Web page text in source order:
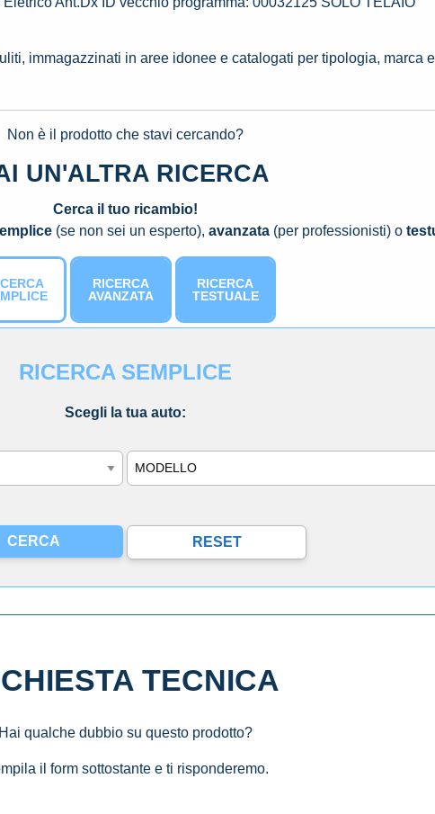
immagazzinati in aree idonee e catalogati per tipologia, marca
Non è il prodotto che stavi cercando?
UN'ALTRA RICERCA
Cerca il tuo ricambio!
(se non sei un esperto), avanzata (per professionisti) o
RICERCA
AVANZATA
RICERCA
TESTUALE
RICERCA SEMPLICE
Scegli la tua auto:
Modello
TECNICA
Hai qualche dubbio su questo prodotto?
il form sottostante e ti risponderemo.